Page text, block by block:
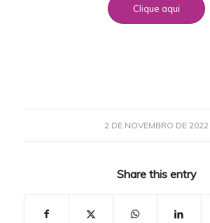
Clique aqui
2 DE NOVEMBRO DE 2022
Share this entry